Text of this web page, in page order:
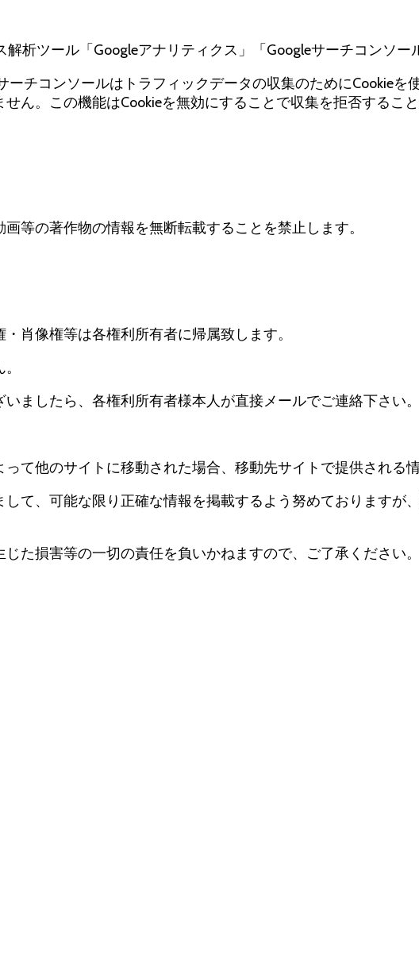
析ツール「Googleアナリティクス」「Googleサーチコンソー
ーチコンソールはトラフィックデータの収集のためにCookie
ん。この機能はCookieを無効にすることで収集を拒否するこ
等の著作物の情報を無断転載することを禁止します。
肖像権等は各権利所有者に帰属致します。
ましたら、各権利所有者様本人が直接メールでご連絡下さい。
て他のサイトに移動された場合、移動先サイトで提供される
て、可能な限り正確な情報を掲載するよう努めておりますが
た損害等の一切の責任を負いかねますので、ご了承ください。